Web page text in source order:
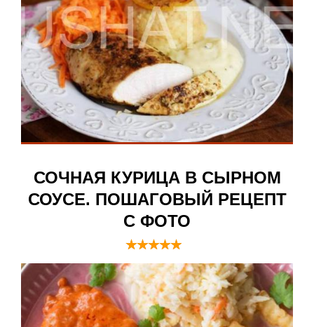
СОЧНАЯ КУРИЦА В СЫРНОМ
СОУСЕ. ПОШАГОВЫЙ РЕЦЕПТ
С ФОТО